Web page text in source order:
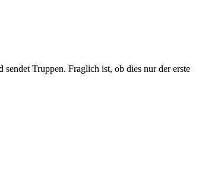
Truppen. Fraglich ist, ob dies nur der erste